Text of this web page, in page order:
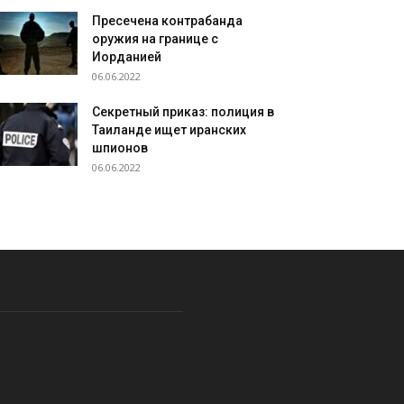
Пресечена контрабанда
оружия на границе с
Иорданией
06.06.2022
Секретный приказ: полиция в
Таиланде ищет иранских
шпионов
06.06.2022